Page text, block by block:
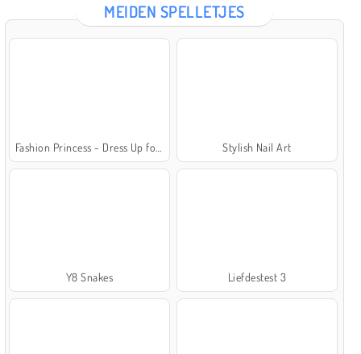
MEIDEN SPELLETJES
Stylish Nail Art
Y8 Snakes Liefdestest 3